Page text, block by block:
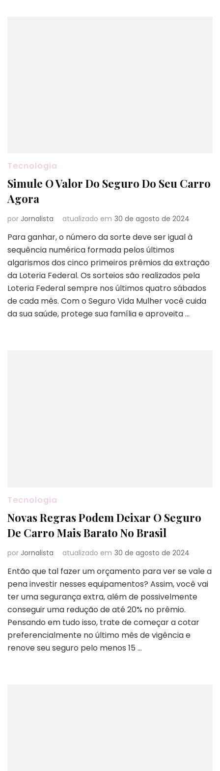
Tecnologia
Simule O Valor Do Seguro Do Seu Carro
Agora
por Jornalista atualizado em 30 de agosto de 2024
Para ganhar, o número da sorte deve ser igual à
sequência numérica formada pelos últimos
algarismos dos cinco primeiros prêmios da extração
da Loteria Federal. Os sorteios são realizados pela
Loteria Federal sempre nos últimos quatro sábados
de cada mês. Com o Seguro Vida Mulher você cuida
da sua saúde, protege sua família e aproveita …
Tecnologia
Novas Regras Podem Deixar O Seguro
De Carro Mais Barato No Brasil
por Jornalista atualizado em 30 de agosto de 2024
Então que tal fazer um orçamento para ver se vale a
pena investir nesses equipamentos? Assim, você vai
ter uma segurança extra, além de possivelmente
conseguir uma redução de até 20% no prêmio.
Pensando em tudo isso, trate de começar a cotar
preferencialmente no último mês de vigência e
renove seu seguro pelo menos 15 …